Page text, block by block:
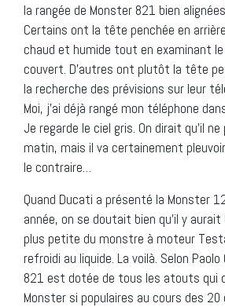
la rangée de Monster 821 bien
Certains ont la tête penchée en
chaud et humide tout en examinant
couvert. D’autres ont plutôt la tête
la recherche des prévisions sur leur
Moi, j’ai déjà rangé mon téléphone
Je regarde le ciel gris. On dirait qu’il
matin, mais il va certainement
le contraire…
Quand Ducati a présenté la Monster
année, on se doutait bien qu’il y
plus petite du monstre à moteur
refroidi au liquide. La voilà. Selon
821 est dotée de tous les atouts qui
Monster si populaires au cours des 20